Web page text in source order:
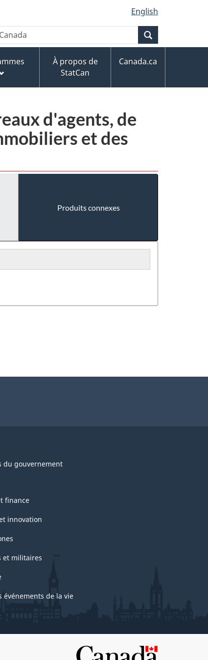
English
À propos de
StatCan
Canada.ca
d'agents, de
et des
Produits connexes
du gouvernement
finance
innovation
et militaires
événements de la vie